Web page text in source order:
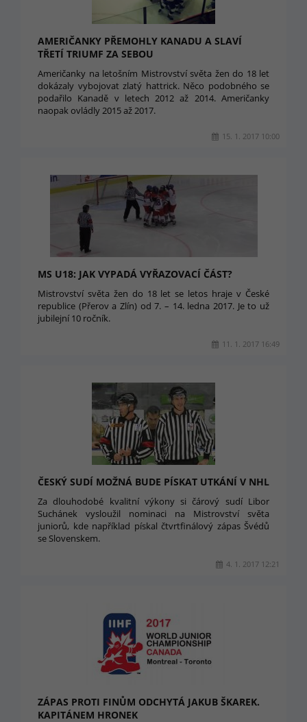
AMERIČANKY PŘEMOHLY KANADU A SLAVÍ
TŘETÍ TRIUMF ZA SEBOU
Američanky na letošním Mistrovství světa žen do 18 let
dokázaly vybojovat zlatý hattrick. Něco podobného se
podařilo Kanadě v letech 2012 až 2014. Američanky
naopak ovládly 2015 až 2017.
15. 1. 2017 10:00
MS U18: JAK VYPADÁ VYŘAZOVACÍ ČÁST?
Mistrovství světa žen do 18 let se letos hraje v České
republice (Přerov a Zlín) od 7. – 14. ledna 2017. Je to už
jubilejní 10 ročník.
11. 1. 2017 16:49
ČESKÝ SUDÍ MOŽNÁ BUDE PÍSKAT UTKÁNÍ V NHL
Za dlouhodobé kvalitní výkony si čárový sudí Libor
Suchánek vysloužil nominaci na Mistrovství světa
juniorů, kde například pískal čtvrtfinálový zápas Švédů
se Slovenskem.
4. 1. 2017 12:21
ZÁPAS PROTI FINŮM ODCHYTÁ JAKUB ŠKAREK.
KAPITÁNEM HRONEK